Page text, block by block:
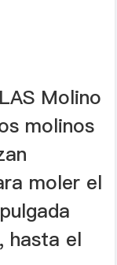
Molino
molinos
moler el
hasta el